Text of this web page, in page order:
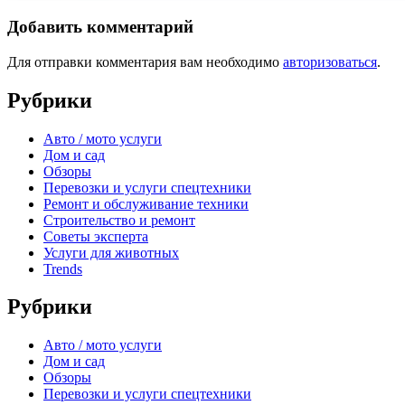
Добавить комментарий
Для отправки комментария вам необходимо авторизоваться.
Рубрики
Авто / мото услуги
Дом и сад
Обзоры
Перевозки и услуги спецтехники
Ремонт и обслуживание техники
Строительство и ремонт
Советы эксперта
Услуги для животных
Trends
Рубрики
Авто / мото услуги
Дом и сад
Обзоры
Перевозки и услуги спецтехники